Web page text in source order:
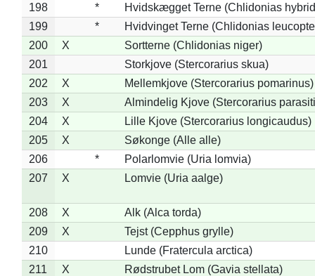
198
*
Hvidskægget Terne (Chlidonias
199
*
Hvidvinget Terne (Chlidonias
200
X
Sortterne (Chlidonias niger)
201
Storkjove (Stercorarius skua)
202
X
Mellemkjove (Stercorarius pomarinus)
203
X
Almindelig Kjove (Stercorarius
204
X
Lille Kjove (Stercorarius longicaudus)
205
X
Søkonge (Alle alle)
206
*
Polarlomvie (Uria lomvia)
207
X Lomvie (Uria aalge)
208 X
Alk (Alca torda)
209
X
Tejst (Cepphus grylle)
210
Lunde (Fratercula arctica)
211
X
Rødstrubet Lom (Gavia stellata)